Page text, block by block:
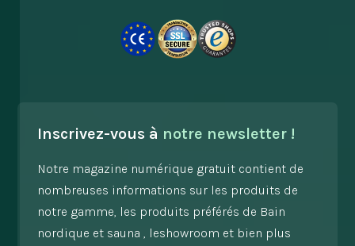
Inscrivez-vous à notre newsletter !
Notre magazine numérique gratuit contient de
nombreuses informations sur les produits de
notre gamme, les produits préférés de Bain
nordique et sauna , leshowroom et bien plus